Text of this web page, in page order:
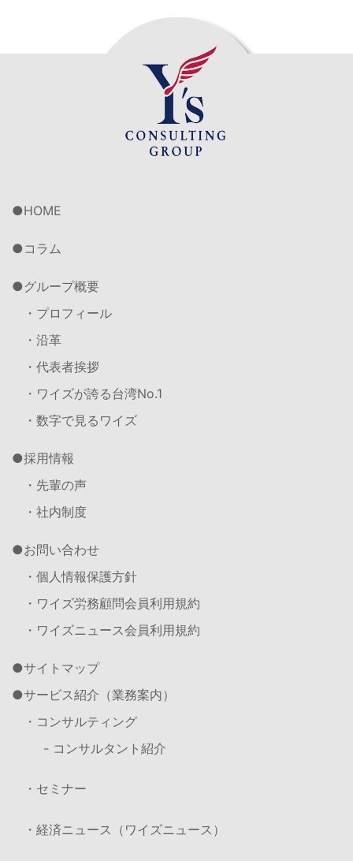
HOME
コラム
グループ概要
・プロフィール
・沿革
・代表者挨拶
・ワイズが誇る台湾No.1
・数字で見るワイズ
採用情報
・先輩の声
・社内制度
お問い合わせ
・個人情報保護方針
・ワイズ労務顧問会員利用規約
・ワイズニュース会員利用規約
サイトマップ
サービス紹介（業務案内）
・コンサルティング
- コンサルタント紹介
・セミナー
・経済ニュース（ワイズニュース）